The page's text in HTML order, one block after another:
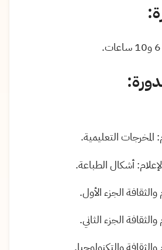
المخرجات التعليمية.
أشكال الطباعة.
الجزء الأول.
الجزء الثاني.